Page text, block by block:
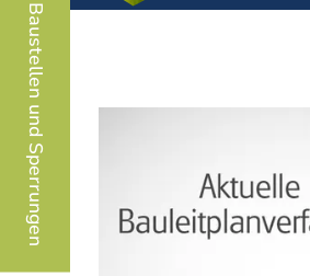
Baustellen und Sperrungen